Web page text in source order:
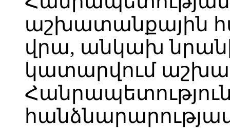
աշխատանքային
վրա, անկախ
կատարվում